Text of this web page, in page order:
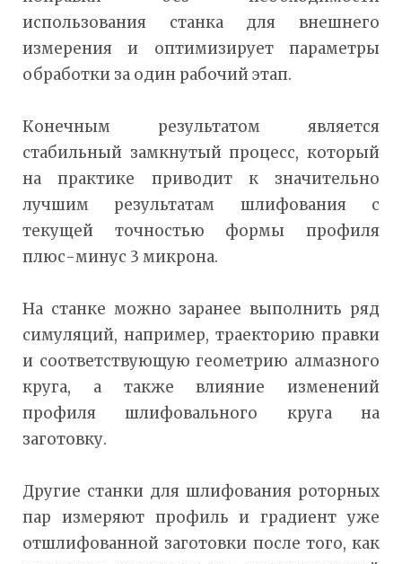
использования станка для внешнего
измерения и оптимизирует параметры
обработки за один рабочий этап.
Конечным результатом является
стабильный замкнутый процесс, который
на практике приводит к значительно
лучшим результатам шлифования с
текущей точностью формы профиля
плюс-минус 3 микрона.
На станке можно заранее выполнить ряд
симуляций, например, траекторию правки
и соответствующую геометрию алмазного
круга, а также влияние изменений
профиля шлифовального круга на
заготовку.
Другие станки для шлифования роторных
пар измеряют профиль и градиент уже
отшлифованной заготовки после того, как